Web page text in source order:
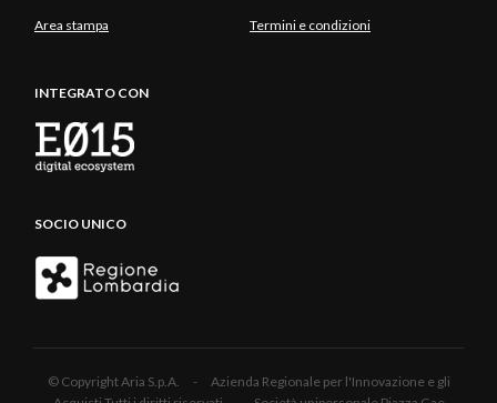
Area stampa Termini e condizioni
INTEGRATO CON
SOCIO UNICO
© Copyright Aria S.p.A. - Azienda Regionale per l'Innovazione e gli